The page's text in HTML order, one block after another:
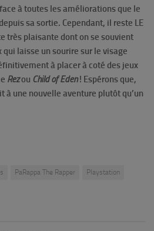
à toutes les améliorations que le
sa sortie. Cependant, il reste LE
très plaisante dont on se souvient
qui laisse un sourire sur le visage
à placer à coté des jeux
Rezou Child of Eden! Espérons que,
à une nouvelle aventure plutôt qu’un
PaRappa The Rapper
Playstation